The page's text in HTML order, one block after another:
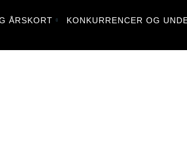
ÅRSKORT KONKURRENCER OG